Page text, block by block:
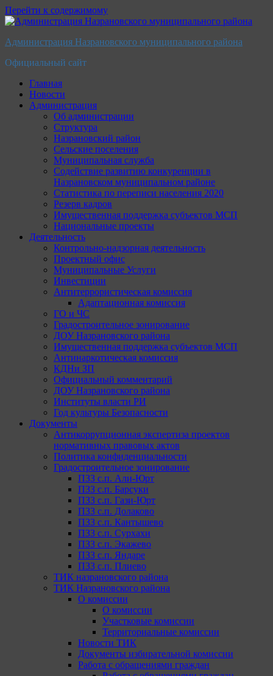
Перейти к содержимому
Администрация Назрановского муниципального района
Официальный сайт
Главная
Новости
Администрация
Об администрации
Структура
Назрановский район
Сельские поселения
Муниципальная служба
Содействие развитию конкуренции в
Назрановском муниципальном районе
Статистика по переписи населения 2020
Резерв кадров
Имущественная поддержка субъектов МСП
Национальные проекты
Деятельность
Контрольно-надзорная деятельность
Проектный офис
Муниципальные Услуги
Инвестиции
Антитеррористическая комиссия
Адаптационная комиссия
ГО и ЧС
Градостроительное зонирование
ДОУ Назрановского района
Имущественная поддержка субъектов МСП
Антинаркотическая комиссия
КДНи ЗП
Официальный комментарий
ДОУ Назрановского района
Институты власти РИ
Год культуры Безопасности
Документы
Антикоррупционная экспертиза проектов
нормативных правовых актов
Политика конфиденциальности
Градостроительное зонирование
ПЗЗ с.п. Али-Юрт
ПЗЗ с.п. Барсуки
ПЗЗ с.п. Гази-Юрт
ПЗЗ с.п. Долаково
ПЗЗ с.п. Кантышево
ПЗЗ с.п. Сурхахи
ПЗЗ с.п. Экажево
ПЗЗ с.п. Яндаре
ПЗЗ с.п. Плиево
ТИК назрановского района
ТИК Назрановского района
О комиссии
О комиссии
Участковые комиссии
Территориальные комиссии
Новости ТИК
Документы избирательной комиссии
Работа с обращениями граждан